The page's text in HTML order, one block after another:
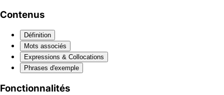
Contenus
Définition
Mots associés
Expressions & Collocations
Phrases d'exemple
Fonctionnalités